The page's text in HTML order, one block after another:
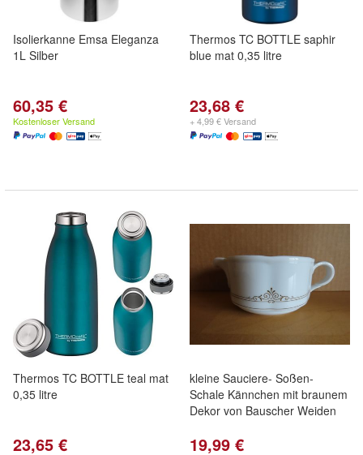
Isolierkanne Emsa Eleganza
1L Silber
60,35 €
Kostenloser Versand
Thermos TC BOTTLE saphir
blue mat 0,35 litre
23,68 €
+ 4,99 € Versand
Thermos TC BOTTLE teal mat
0,35 litre
23,65 €
kleine Sauciere- Soßen-
Schale Kännchen mit braunem
Dekor von Bauscher Weiden
19,99 €